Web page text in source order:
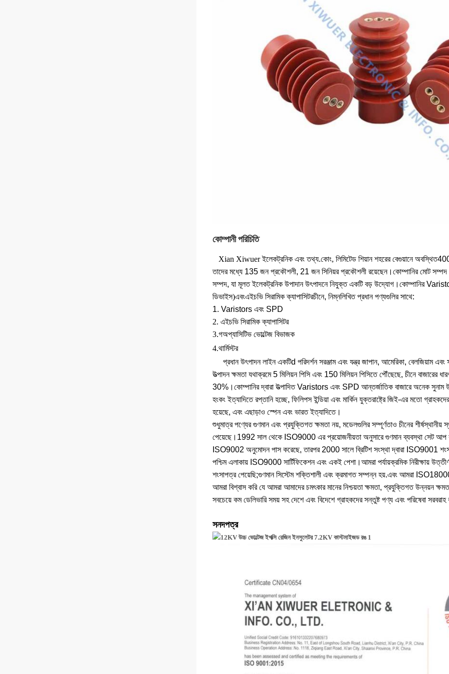
কোম্পানী পরিচিতি
Xian Xiwuer ইলেকট্রনিক এবং তথ্য.কোং, লিমিটেড শিয়ান শহরের বেগুয়ানে অবস্থিত
তাদের মধ্যে 135 জন প্রকৌশলী, 21 জন সিনিয়র প্রকৌশলী রয়েছেন।কোম্পানির মোট
সম্পদ, যা মূলত ইলেকট্রনিক উপাদান উৎপাদনে নিযুক্ত একটি বড় উদ্যোগ।কোম্পানির
ডিভাইস)এবংএইচভি সিরামিক ক্যাপাসিটরচীনে, নিম্নলিখিত প্রধান পণ্যগুলির সাথে:
1. Varistors এবং SPD
2. এইচভি সিরামিক ক্যাপাসিটর
3.গঅপ্যাসিটিভ ভোল্টেজ বিভাজক
4.থার্মিস্টর
প্রধান উৎপাদন লাইন একটিd পরিদর্শন সরঞ্জাম এবং যন্ত্র জাপান, আমেরিকা, বেলজিয়াম
উত্পাদন ক্ষমতা যথাক্রমে 5 মিলিয়ন পিসি এবং 150 মিলিয়ন পিসিতে পৌঁছেছে, চীনে
30%।কোম্পানির দ্বারা উত্পাদিত Varistors এবং SPD আন্তর্জাতিক বাজারে অনেক সুনাম
হংকং ইত্যাদিতে রপ্তানি হচ্ছে, ফিলিপস ইন্ডিয়া এবং মার্কিন যুক্তরাষ্ট্রে জিই-এর মতো
হয়েছে, এবং এছাড়াও স্পেন এবং ভারত ইত্যাদিতে।
শুধুমাত্র পণ্যের গুণমান এবং প্রযুক্তিগত ক্ষমতা নয়, মডেলগুলির সম্পূর্ণতাও চীনের
পেয়েছে।1992 সাল থেকে ISO9000 এর প্রয়োজনীয়তা অনুসারে গুণমান ব্যবস্থা সেট আপ
ISO9002 অনুমোদন পাস করেছে, তারপর 2000 সালে ব্রিটিশ সংস্থা দ্বারা ISO9001
পশ্চিম এলাকায় ISO9000 সার্টিফিকেশন এবং একই পেশা।আমরা পর্যায়ক্রমিক নিরীক্ষায়
শংসাপত্র পেয়েছি;গুণমান সিস্টেম শক্তিশালী এবং ক্রমাগত সম্পন্ন হয়.এবং আমরা ISO18000
আমরা বিশ্বাস করি যে আমরা আমাদের চমৎকার মানের নিশ্চয়তা ক্ষমতা, প্রযুক্তিগত উন্নয়ন
সবচেয়ে কম ডেলিভারি সময় সহ দেশে এবং বিদেশে গ্রাহকদের সন্তুষ্ট পণ্য এবং পরিষেবা
সনদপত্র